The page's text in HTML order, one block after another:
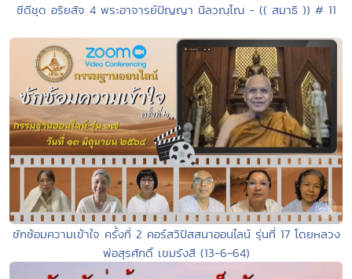
ซีดีชุด อริยสัจ 4 พระอาจารย์ปัญญา นีลวณฺโณ - (( สมาธิ )) # 11
ซักซ้อมความเข้าใจ ครั้งที่ 2 คอร์สวิปัสสนาออนไลน์ รุ่นที่ 17 โดยหลวง
พ่อสุรศักดิ์ เขมรังสี (13-6-64)